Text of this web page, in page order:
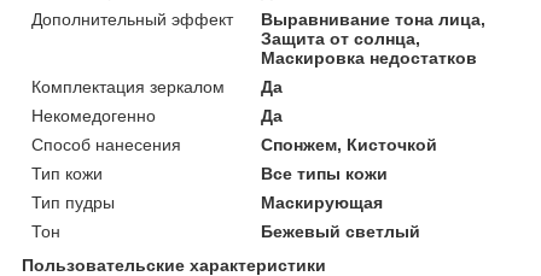
Дополнительный эффект
Выравнивание тона лица,
Защита от солнца,
Маскировка недостатков
Комплектация зеркалом
Да
Некомедогенно
Да
Способ нанесения
Спонжем, Кисточкой
Тип кожи
Все типы кожи
Тип пудры
Маскирующая
Тон
Бежевый светлый
Пользовательские характеристики